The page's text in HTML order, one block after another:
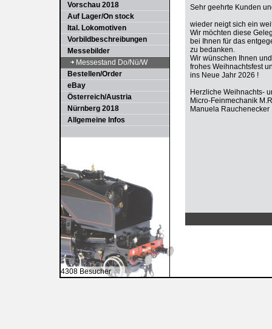
Vorschau 2018
Auf Lager/On stock
Ital. Lokomotiven
Vorbildbeschreibungen
Messebilder
Messestand Do/Nü/W
Bestellen/Order
eBay
Österreich/Austria
Nürnberg 2018
Allgemeine Infos
Sehr geehrte Kunden
wieder neigt sich ein
Wir möchten diese
bei Ihnen für das
zu bedanken.
Wir wünschen Ihnen
frohes Weihnachtsfest
ins Neue Jahr 2026 !
Herzliche Weihnachts-
Micro-Feinmechanik
Manuela Rauchenecker
4308 Besucher